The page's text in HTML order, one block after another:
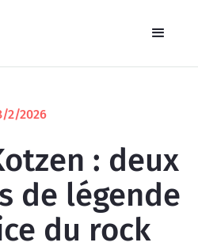
2/2026
: deux
de légende
du rock